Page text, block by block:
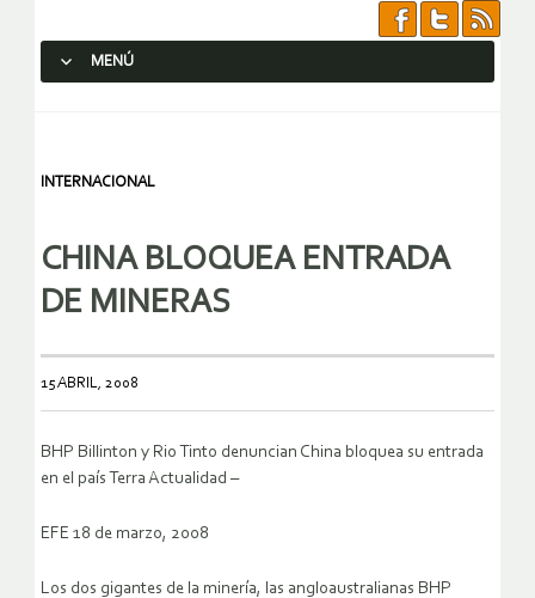
MENÚ
INTERNACIONAL
CHINA BLOQUEA ENTRADA
DE MINERAS
15 ABRIL, 2008
BHP Billinton y Rio Tinto denuncian China bloquea su entrada
en el país Terra Actualidad –
EFE 18 de marzo, 2008
Los dos gigantes de la minería, las angloaustralianas BHP